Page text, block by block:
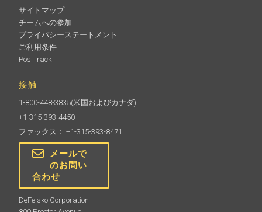
サイトマップ
チームへの参加
プライバシーステートメント
ご利用条件
PosiTrack
接触
1-800-448-3835(米国およびカナダ)
+1-315-393-4450
ファックス： +1-315-393-8471
メールで
のお問い
合わせ
DeFelsko Corporation